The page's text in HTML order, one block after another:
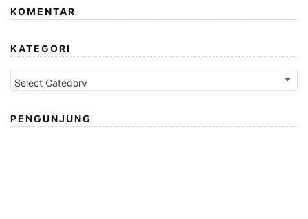
KOMENTAR
KATEGORI
Kategori
PENGUNJUNG